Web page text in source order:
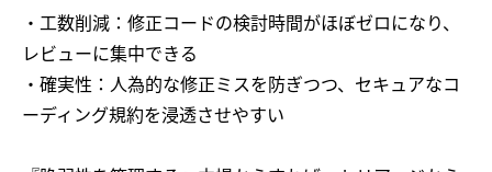
・工数削減：修正コードの検討時間がほぼゼロになり、
レビューに集中できる
・確実性：人為的な修正ミスを防ぎつつ、セキュアなコ
ーディング規約を浸透させやすい